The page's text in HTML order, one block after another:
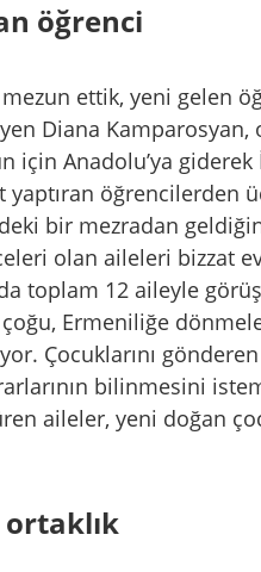
öğrenci
ettik, yeni gelen
Diana
için Anadolu’ya
yaptıran öğrencilerden
bir mezradan
olan aileleri bizzat
toplam 12 aileyle
Ermeniliğe
Çocuklarını
bilinmesini
aileler, yeni doğan
ortaklık